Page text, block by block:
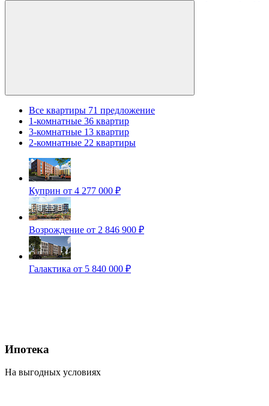
Все квартиры 71 предложение
1-комнатные 36 квартир
3-комнатные 13 квартир
2-комнатные 22 квартиры
Куприн от 4 277 000 ₽
Возрождение от 2 846 900 ₽
Галактика от 5 840 000 ₽
Ипотека
На выгодных условиях